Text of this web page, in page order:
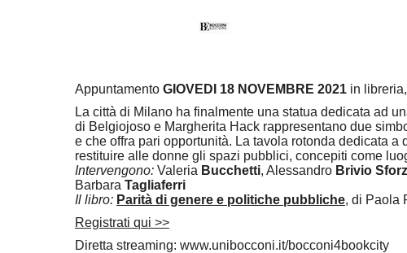
Appuntamento GIOVEDI 18 NOVEMBRE 2021 in
La città di Milano ha finalmente una statua dedicata ad
di Belgiojoso e Margherita Hack rappresentano due
e che offra pari opportunità. La tavola rotonda dedicata
restituire alle donne gli spazi pubblici, concepiti come
Intervengono: Valeria Bucchetti, Alessandro Brivio
Barbara Tagliaferri
Il libro: Parità di genere e politiche pubbliche, di Paola
Registrati qui >>
Diretta streaming: www.unibocconi.it/bocconi4bookcity